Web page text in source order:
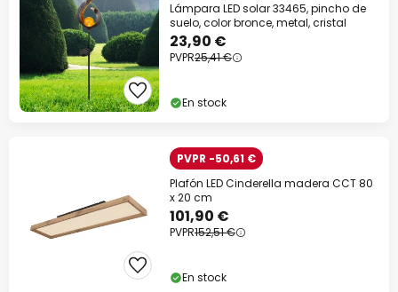
Lámpara LED solar 33465, pincho de
suelo, color bronce, metal, cristal
23,90 €
PVPR25,41 €
En stock
PVPR -50,61 €
Plafón LED Cinderella madera CCT 80
x 20 cm
101,90 €
PVPR152,51 €
En stock